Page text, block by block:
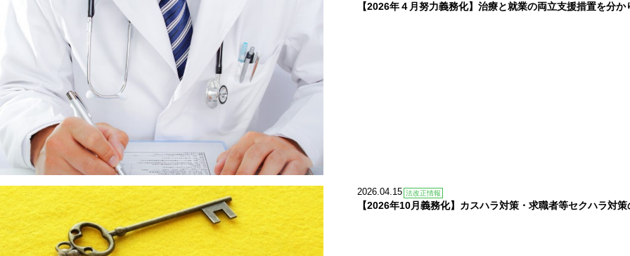
【2026年４月努力義務化】治療と就業の両立支援措置を分か
2026.04.15 法改正情報
【2026年10月義務化】カスハラ対策・求職者等セクハラ対